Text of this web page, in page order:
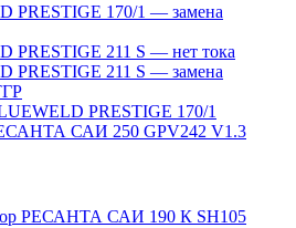
PRESTIGE 170/1 — замена
PRESTIGE 211 S — нет тока
PRESTIGE 211 S — замена
PRESTIGE 170/1
САИ 250 GPV242 V1.3
РЕСАНТА САИ 190 К SH105